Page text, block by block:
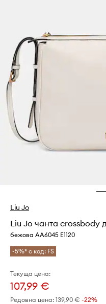
Liu Jo
Liu Jo чанта crossbody
бежова AA6045 E1120
-5%* с код: FS
Текуща цена:
107,99 €
Редовна цена: 139,90 € -22%